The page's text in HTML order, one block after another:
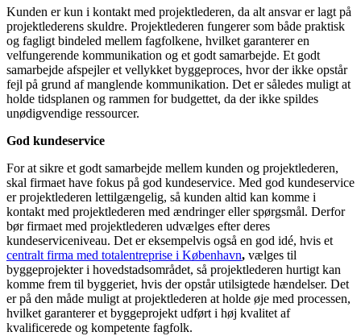
Kunden er kun i kontakt med projektlederen, da alt ansvar er lagt på
projektlederens skuldre. Projektlederen fungerer som både praktisk
og fagligt bindeled mellem fagfolkene, hvilket garanterer en
velfungerende kommunikation og et godt samarbejde. Et godt
samarbejde afspejler et vellykket byggeproces, hvor der ikke opstår
fejl på grund af manglende kommunikation. Det er således muligt at
holde tidsplanen og rammen for budgettet, da der ikke spildes
unødigvendige ressourcer.
God kundeservice
For at sikre et godt samarbejde mellem kunden og projektlederen,
skal firmaet have fokus på god kundeservice. Med god kundeservice
er projektlederen lettilgængelig, så kunden altid kan komme i
kontakt med projektlederen med ændringer eller spørgsmål. Derfor
bør firmaet med projektlederen udvælges efter deres
kundeserviceniveau. Det er eksempelvis også en god idé, hvis et
centralt firma med totalentreprise i København, vælges til
byggeprojekter i hovedstadsområdet, så projektlederen hurtigt kan
komme frem til byggeriet, hvis der opstår utilsigtede hændelser. Det
er på den måde muligt at projektlederen at holde øje med processen,
hvilket garanterer et byggeprojekt udført i høj kvalitet af
kvalificerede og kompetente fagfolk.